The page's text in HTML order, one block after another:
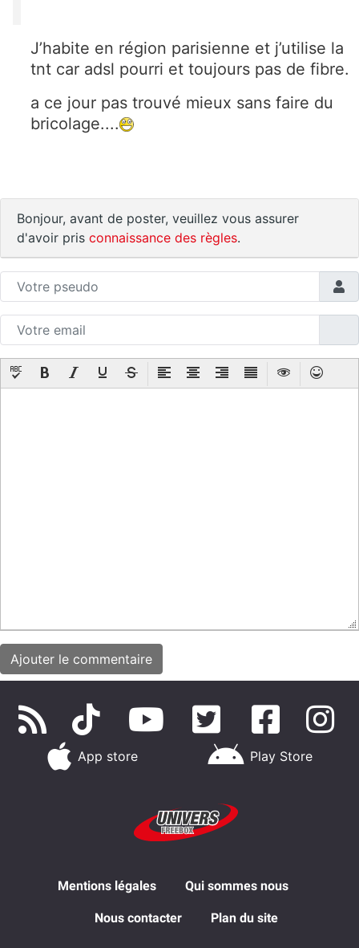
J’habite en région parisienne et j’utilise la
tnt car adsl pourri et toujours pas de fibre.
a ce jour pas trouvé mieux sans faire du
bricolage....
Bonjour, avant de poster, veuillez vous assurer
d'avoir pris connaissance des règles.
App store Play Store
Mentions légales Qui sommes nous
Nous contacter Plan du site